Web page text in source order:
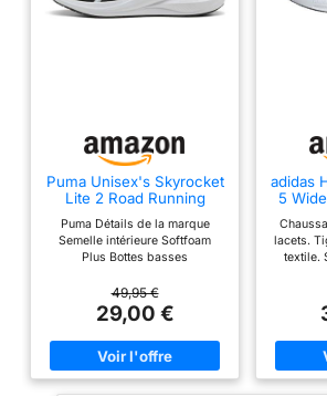
Puma Unisex's Skyrocket
Lite 2 Road Running
White Puma Silver, 45 EU
Puma Détails de la marque
Semelle intérieure Softfoam
Plus Bottes basses
49,95 €
29,00 €
adidas
5
White/
lacets.
textile.
mm /